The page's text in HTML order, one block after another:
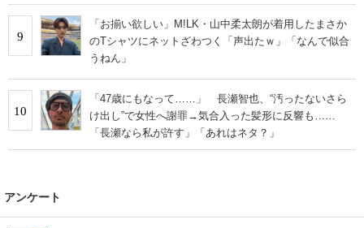
9
「お揃い欲しい」M!LK・山中柔太朗が着用したまさか
のTシャツにネットざわつく「声出たｗ」「なんで似合
うねん」
10
「47歳にもなって……」 長瀬智也、“汚ったないさら
け出し”で女性へ謝罪→気合入った髪形に反響も……
「長瀬なら私が許す」「あれはネタ？」
アンケート